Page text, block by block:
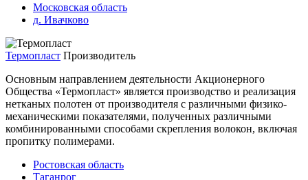
Московская область
д. Ивачково
Термопласт Производитель
Основным направлением деятельности Акционерного
Общества «Термопласт» является производство и реализация
нетканых полотен от производителя с различными физико-
механическими показателями, полученных различными
комбинированными способами скрепления волокон, включая
пропитку полимерами.
Ростовская область
Таганрог